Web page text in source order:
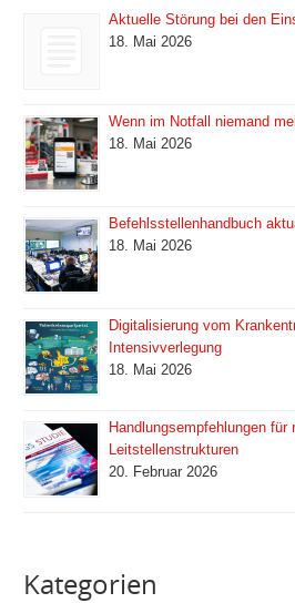
Aktuelle Störung bei den
18. Mai 2026
Wenn im Notfall niemand
18. Mai 2026
Befehlsstellenhandbuch
18. Mai 2026
Digitalisierung vom
Intensivverlegung
18. Mai 2026
Handlungsempfehlungen für
Leitstellenstrukturen
20. Februar 2026
Kategorien